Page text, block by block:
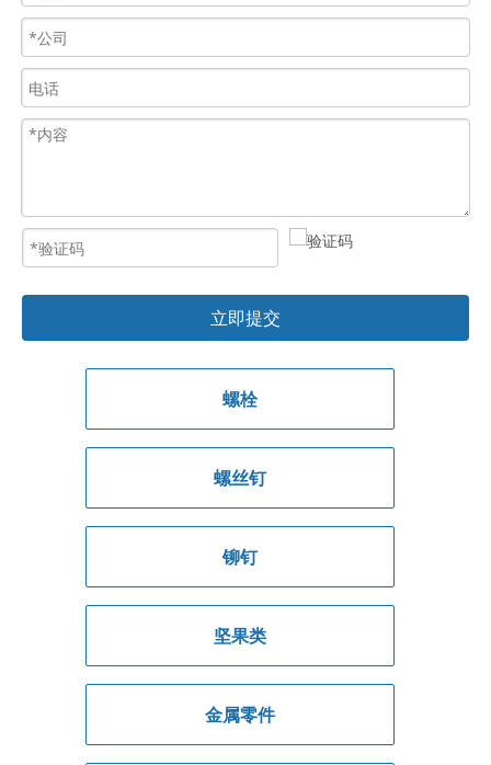
立即提交
螺栓
螺丝钉
铆钉
坚果类
金属零件